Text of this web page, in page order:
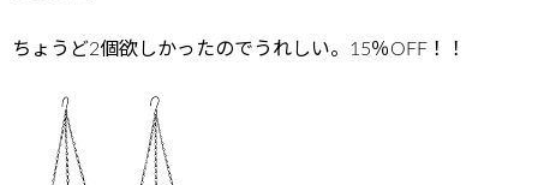
ちょうど2個欲しかったのでうれしい。15％OFF！！